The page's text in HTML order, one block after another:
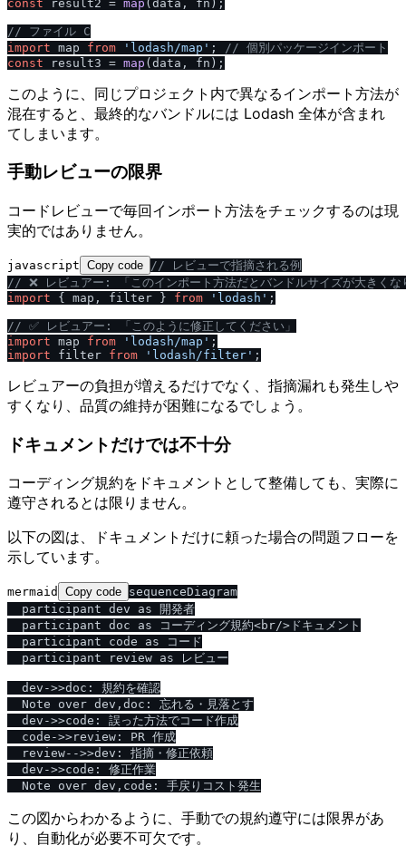
const result2 = map (data, fn);
/ / ファイル C
import map from 'lodash /map' ; / / 個別パッケージインポート
const result3 = map
このように、同じプロジェクト内で異なるインポート方法が
混在すると、最終的なバンドルには Lodash 全体が含まれ
てしまいます。
手動レビューの限界
コードレビューで毎回インポート方法をチェックするのは現
実的ではありません。
javascript Copy code / / レビューで指摘される例
/ / ❌ レビュアー: 「このインポート方法だとバンドルサイズが大きくな
import { map, filter } from 'lodash' ;
/ / ✅ レビュアー: 「このように修正してください」
import map from 'lodash /map'
import filter from 'lodash /filter'
レビュアーの負担が増えるだけでなく、指摘漏れも発生しや
すくなり、品質の維持が困難になるでしょう。
ドキュメントだけでは不十分
コーディング規約をドキュメントとして整備しても、実際に
遵守されるとは限りません。
以下の図は、ドキュメントだけに頼った場合の問題フローを
示しています。
mermaid Copy code sequenceDiagram
  participant dev as 開発者
  participant doc as コーディング規約<br/>ドキュメント
  participant code as コード
  participant review as レビュー
  dev->>doc: 規約を確認
  Note over dev,doc: 忘れる・見落とす
  dev->>code: 誤った方法でコード作成
  code->>review: PR 作成
  review-->>dev: 指摘・修正依頼
  dev->>code: 修正作業
この図からわかるように、手動での規約遵守には限界があ
り、自動化が必要不可欠です。